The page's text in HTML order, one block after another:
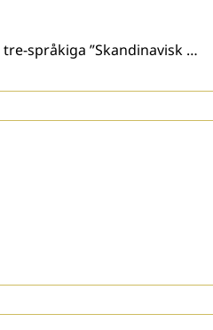
språkiga ”Skandinavisk …